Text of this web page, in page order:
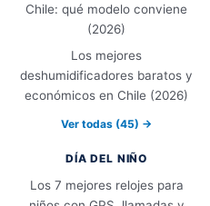
Chile: qué modelo conviene
(2026)
Los mejores
deshumidificadores baratos y
económicos en Chile (2026)
Ver todas (45) →
DÍA DEL NIÑO
Los 7 mejores relojes para